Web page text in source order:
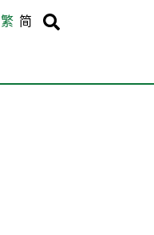
繁 简 Body